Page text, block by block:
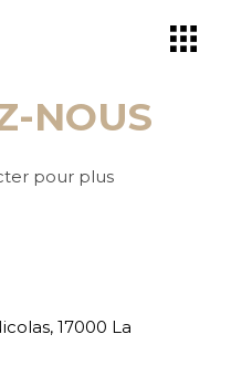
NOUS
pour plus
17000 La